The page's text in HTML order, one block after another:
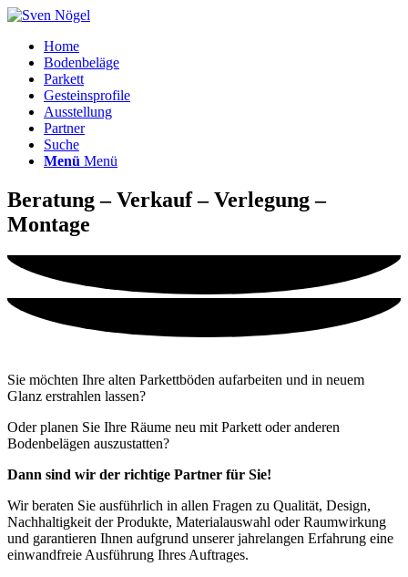
Home
Bodenbeläge
Parkett
Gesteinsprofile
Ausstellung
Partner
Suche
Menü Menü
Beratung – Verkauf – Verlegung –
Montage
Sie möchten Ihre alten Parkettböden aufarbeiten und in neuem
Glanz erstrahlen lassen?
Oder planen Sie Ihre Räume neu mit Parkett oder anderen
Bodenbelägen auszustatten?
Dann sind wir der richtige Partner für Sie!
Wir beraten Sie ausführlich in allen Fragen zu Qualität, Design,
Nachhaltigkeit der Produkte, Materialauswahl oder Raumwirkung
und garantieren Ihnen aufgrund unserer jahrelangen Erfahrung eine
einwandfreie Ausführung Ihres Auftrages.